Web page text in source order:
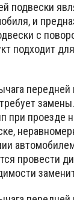
подвески
и
с
подходит
передней
при проезде
провести